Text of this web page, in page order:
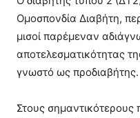
Ομοσπονδία Διαβήτη,
μισοί παρέμεναν
αποτελεσματικότητας
γνωστό ως προδιαβήτης.
Στους